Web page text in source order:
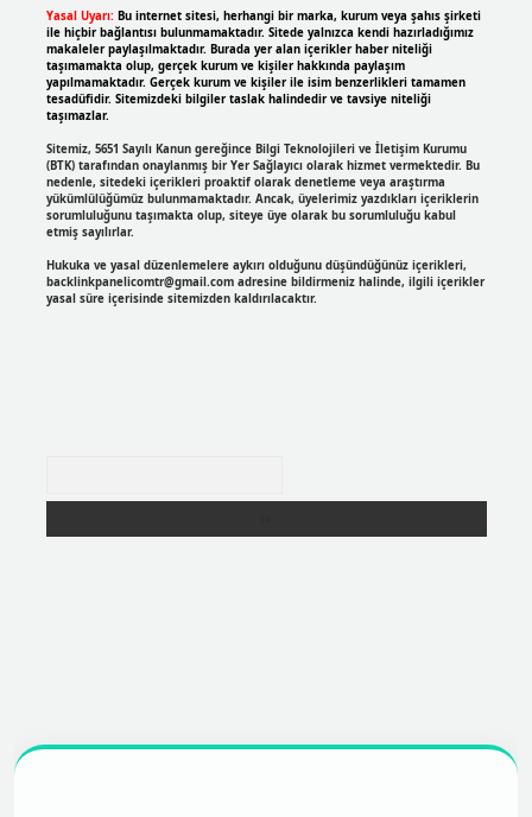
Yasal Uyarı: Bu internet sitesi, herhangi bir marka, kurum veya şahıs şirketi
ile hiçbir bağlantısı bulunmamaktadır. Sitede yalnızca kendi hazırladığımız
makaleler paylaşılmaktadır. Burada yer alan içerikler haber niteliği
taşımamakta olup, gerçek kurum ve kişiler hakkında paylaşım
yapılmamaktadır. Gerçek kurum ve kişiler ile isim benzerlikleri tamamen
tesadüfidir. Sitemizdeki bilgiler taslak halindedir ve tavsiye niteliği
taşımazlar.
Sitemiz, 5651 Sayılı Kanun gereğince Bilgi Teknolojileri ve İletişim Kurumu
(BTK) tarafından onaylanmış bir Yer Sağlayıcı olarak hizmet vermektedir. Bu
nedenle, sitedeki içerikleri proaktif olarak denetleme veya araştırma
yükümlülüğümüz bulunmamaktadır. Ancak, üyelerimiz yazdıkları içeriklerin
sorumluluğunu taşımakta olup, siteye üye olarak bu sorumluluğu kabul
etmiş sayılırlar.
Hukuka ve yasal düzenlemelere aykırı olduğunu düşündüğünüz içerikleri,
backlinkpanelicomtr@gmail.comadresine bildirmeniz halinde, ilgili içerikler
yasal süre içerisinde sitemizden kaldırılacaktır.